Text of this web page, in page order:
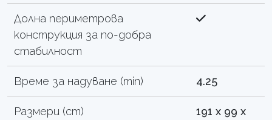
Долна периметрова
конструкция за по-добра
стабилност
Време за надуване (min) 4.25
Размери (cm)
191 x 99 x